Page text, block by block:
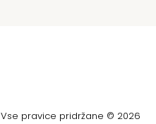
Vse pravice pridržane © 2026